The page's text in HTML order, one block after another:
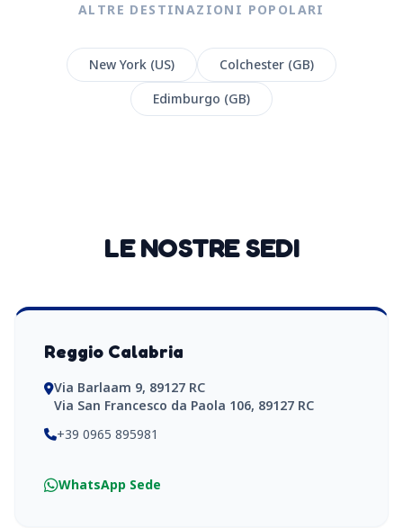
ALTRE DESTINAZIONI POPOLARI
New York (US)
Colchester (GB)
Edimburgo (GB)
LE NOSTRE SEDI
Reggio Calabria
Via Barlaam 9, 89127 RC
Via San Francesco da Paola 106, 89127 RC
+39 0965 895981
WhatsApp Sede